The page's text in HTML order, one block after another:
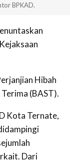
BPKAD.
Hibah
(BAST).
Kota Ternate,
Dari